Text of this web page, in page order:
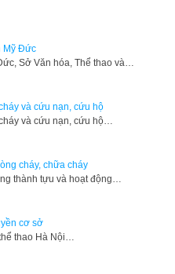
Mỹ Đức
Sở Văn hóa, Thể thao và…
và cứu nạn, cứu hộ
và cứu nạn, cứu hộ…
cháy, chữa cháy
thành tựu và hoạt động…
cơ sở
thao Hà Nội…